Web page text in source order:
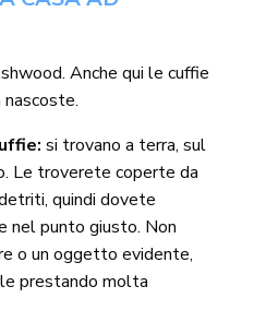
Anche qui le cuffie
si trovano a terra, sul
Le troverete coperte da
quindi dovete
nel punto giusto. Non
o un oggetto evidente,
prestando molta